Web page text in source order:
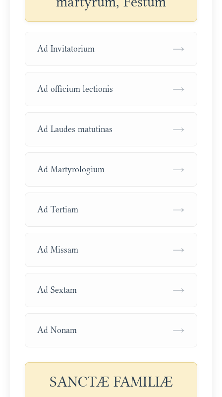
Ad Invitatorium →
Ad officium lectionis →
Ad Laudes matutinas →
Ad Martyrologium →
Ad Tertiam →
Ad Missam →
Ad Sextam →
Ad Nonam →
SANCTÆ FAMILIÆ